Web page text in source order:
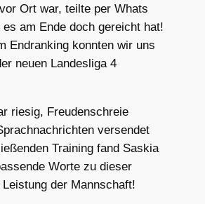
Ort war, teilte per Whats
am Ende doch gereicht hat!
Endranking konnten wir uns
neuen Landesliga 4
riesig, Freudenschreie
versendet
Training fand Saskia
Worte zu dieser
Leistung der Mannschaft!